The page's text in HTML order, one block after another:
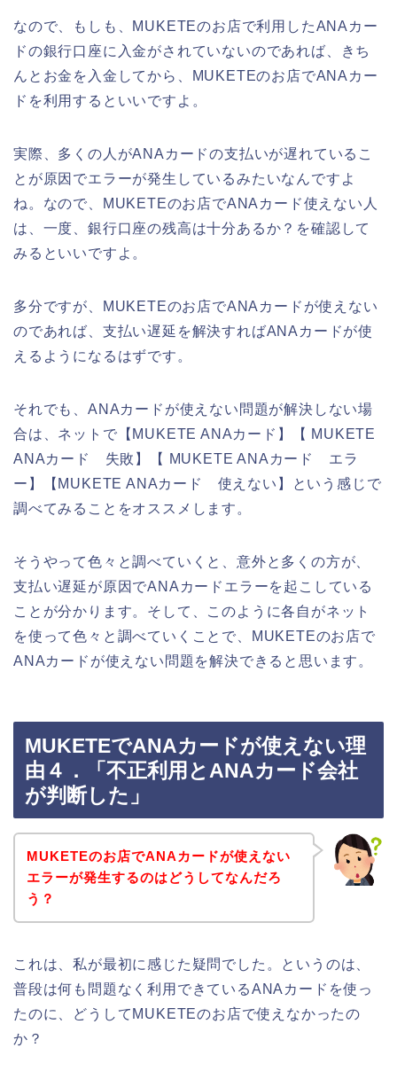
なので、もしも、MUKETEのお店で利用したANAカー
ドの銀行口座に入金がされていないのであれば、きち
んとお金を入金してから、MUKETEのお店でANAカー
ドを利用するといいですよ。
実際、多くの人がANAカードの支払いが遅れているこ
とが原因でエラーが発生しているみたいなんですよ
ね。なので、MUKETEのお店でANAカード使えない人
は、一度、銀行口座の残高は十分あるか？を確認して
みるといいですよ。
多分ですが、MUKETEのお店でANAカードが使えない
のであれば、支払い遅延を解決すればANAカードが使
えるようになるはずです。
それでも、ANAカードが使えない問題が解決しない場
合は、ネットで【MUKETE ANAカード】【 MUKETE
ANAカード 失敗】【 MUKETE ANAカード エラ
ー】【MUKETE ANAカード 使えない】という感じで
調べてみることをオススメします。
そうやって色々と調べていくと、意外と多くの方が、
支払い遅延が原因でANAカードエラーを起こしている
ことが分かります。そして、このように各自がネット
を使って色々と調べていくことで、MUKETEのお店で
ANAカードが使えない問題を解決できると思います。
MUKETEでANAカードが使えない理
由４．「不正利用とANAカード会社
が判断した」
MUKETEのお店でANAカードが使えない
エラーが発生するのはどうしてなんだろ
う？
これは、私が最初に感じた疑問でした。というのは、
普段は何も問題なく利用できているANAカードを使っ
たのに、どうしてMUKETEのお店で使えなかったの
か？